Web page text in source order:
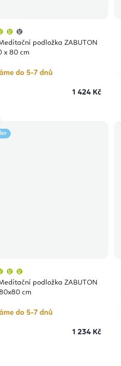
podložka ZABUTON
x 80 cm
produktu
je
4,0
hvězdiček.
do 5-7 dnů
1 424 Kč
podložka ZABUTON
cm
produktu
je
5,0
hvězdiček.
do 5-7 dnů
1 234 Kč